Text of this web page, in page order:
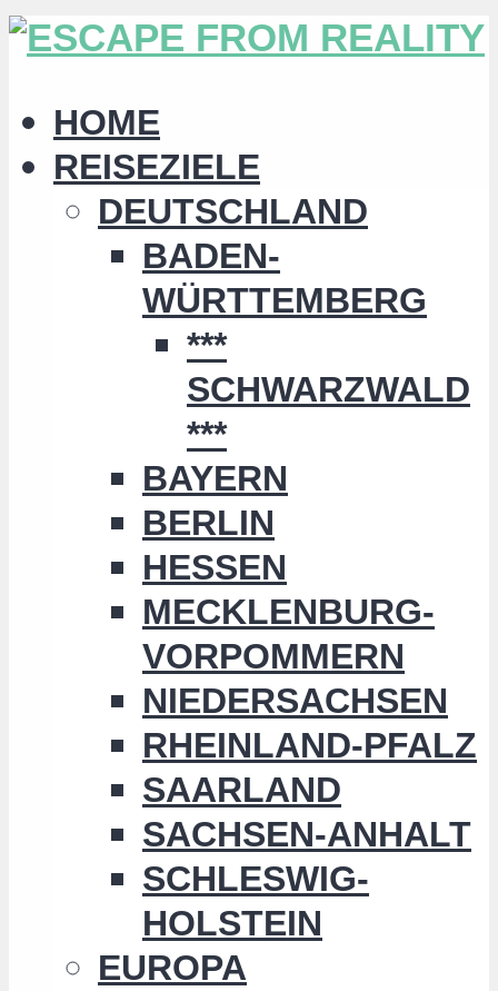
HOME
REISEZIELE
DEUTSCHLAND
BADEN-
WÜRTTEMBERG
***
SCHWARZWALD
***
BAYERN
BERLIN
HESSEN
MECKLENBURG-
VORPOMMERN
NIEDERSACHSEN
RHEINLAND-PFALZ
SAARLAND
SACHSEN-ANHALT
SCHLESWIG-
HOLSTEIN
EUROPA